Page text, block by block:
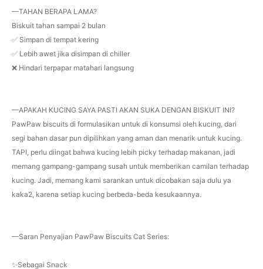
—TAHAN BERAPA LAMA?
Biskuit tahan sampai 2 bulan
✅ Simpan di tempat kering
✅ Lebih awet jika disimpan di chiller
❌ Hindari terpapar matahari langsung
—APAKAH KUCING SAYA PASTI AKAN SUKA DENGAN BISKUIT INI?
PawPaw biscuits di formulasikan untuk di konsumsi oleh kucing, dari
segi bahan dasar pun dipilihkan yang aman dan menarik untuk kucing.
TAPI, perlu diingat bahwa kucing lebih picky terhadap makanan, jadi
memang gampang-gampang susah untuk memberikan camilan terhadap
kucing. Jadi, memang kami sarankan untuk dicobakan saja dulu ya
kaka2, karena setiap kucing berbeda-beda kesukaannya.
—Saran Penyajian PawPaw Biscuits Cat Series:
✨Sebagai Snack